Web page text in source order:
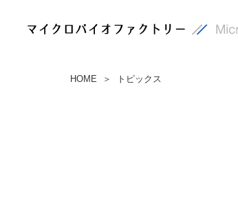
HOME ＞ トピックス